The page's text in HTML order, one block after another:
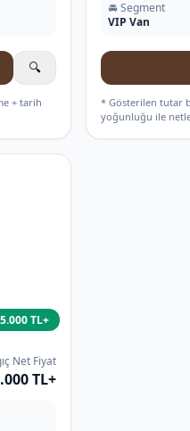
🔍
+ tarih
🚘 Segment
VIP Van
* Gösterilen tutar
yoğunluğu ile
TL+
Net Fiyat
TL+